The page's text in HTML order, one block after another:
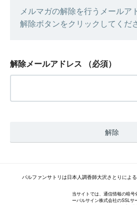
メルマガの解除を行うメールア
解除ボタンをクリックしてくだ
解除メールアドレス （必須）
パルファンサトリは日本人調香師大沢さとりによ
当サイトでは、通信情報の暗
ーバルサイン株式会社のSSLサ